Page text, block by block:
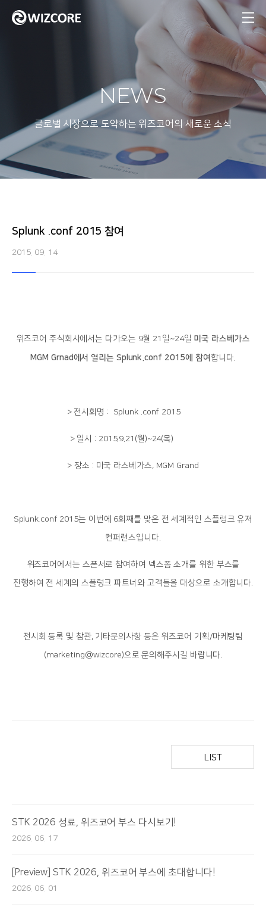
NEWS
글로벌 시장으로 도약하는 위즈코어의 새로운 소식
Splunk .conf 2015 참여
2015. 09. 14
위즈코어 주식회사에서는 다가오는 9월 21일~24일 미국 라스베가스
MGM Grnad에서 열리는 Splunk.conf 2015에 참여 합니다.
> 전시회명 : Splunk .conf 2015____
> 일시 : 2015.9.21(월)~24(목)
> 장소 : 미국 라스베가스, MGM Grand
Splunk.conf 2015는 이번에 6회째를 맞은 전 세계적인 스플렁크 유저
컨퍼런스입니다.
위즈코어에서는 스폰서로 참여하여 넥스폼 소개를 위한 부스를
진행하여 전 세계의 스플렁크 파트너와 고객들을 대상으로 소개합니다.
전시회 등록 및 참관, 기타문의사항 등은 위즈코어 기획/마케팅팀
(marketing@wizcore)으로 문의해주시길 바랍니다.
LIST
STK 2026 성료, 위즈코어 부스 다시보기!
2026. 06. 17
[Preview] STK 2026, 위즈코어 부스에 초대합니다!
2026. 06. 01